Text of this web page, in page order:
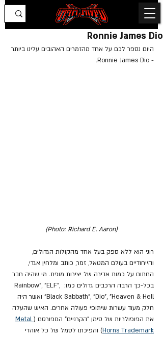
Ronnie James Dio
היום נספר לכם על אחד מהזמרים האהובים עלינו ביותר
- Ronnie James Dio.
(Photo: Richard E. Aaron)
רוני הוא ללא ספק בעל אחד מהקולות הגדולים,
והייחודיים בעולם המטאל, זמר, כותב ומלחין אגדי,
החתום על כמות אדירה של יצירות מופת. מי שהיה חבר
בכל-כך הרבה הרכבים גדולים כמו: Rainbow", "ELF",
"Black Sabbath", "Dio", "Heaven & Hell ואשר היה
חלק מעוד עשרות שיתופי פעולה אחרים. האיש שהעלה
את הפופולריות של סימן "הקרניים" המפורסם ( Metal
Horns Trademark) והפיכתו לסמל של כל אוהדי